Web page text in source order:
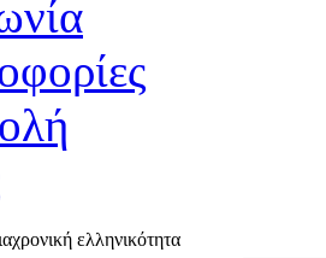
ελληνικότητα